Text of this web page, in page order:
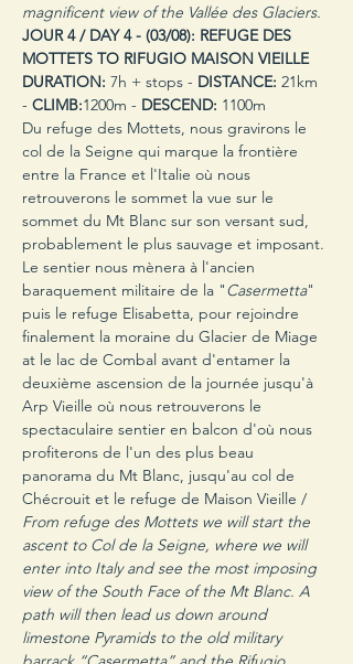
magnificent view of the Vallée des Glaciers.
JOUR 4 / DAY 4 - (03/08): REFUGE DES
MOTTETS TO RIFUGIO MAISON VIEILLE
DURATION: 7h + stops - DISTANCE: 21km
- CLIMB:1200m - DESCEND: 1100m
Du refuge des Mottets, nous gravirons le
col de la Seigne qui marque la frontière
entre la France et l'Italie où nous
retrouverons le sommet la vue sur le
sommet du Mt Blanc sur son versant sud,
probablement le plus sauvage et imposant.
Le sentier nous mènera à l'ancien
baraquement militaire de la "Casermetta"
puis le refuge Elisabetta, pour rejoindre
finalement la moraine du Glacier de Miage
at le lac de Combal avant d'entamer la
deuxième ascension de la journée jusqu'à
Arp Vieille où nous retrouverons le
spectaculaire sentier en balcon d'où nous
profiterons de l'un des plus beau
panorama du Mt Blanc, jusqu'au col de
Chécrouit et le refuge de Maison Vieille /
From refuge des Mottets we will start the
ascent to Col de la Seigne, where we will
enter into Italy and see the most imposing
view of the South Face of the Mt Blanc. A
path will then lead us down around
limestone Pyramids to the old military